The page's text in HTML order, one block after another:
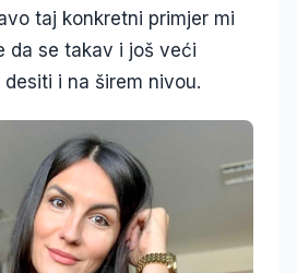
taj konkretni primjer mi
da se takav i još veći
i na širem nivou.